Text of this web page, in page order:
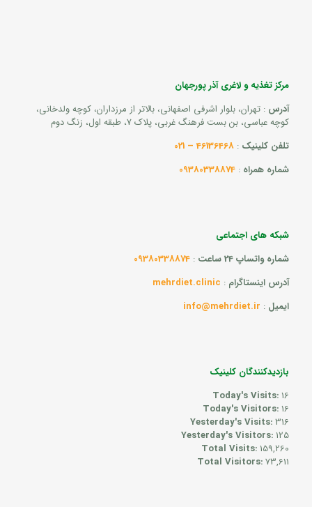
مرکز تغذیه و لاغری آذر پورجهان
آدرس : تهران، بلوار اشرفی اصفهانی، بالاتر از مرزداران، کوچه ولدخانی،
کوچه عباسی، بن بست فرهنگ غربی، پلاک 7، طبقه اول، زنگ دوم
تلفن کلینیک :
46136468 – 021
شماره همراه :
09380338874
شبکه های اجتماعی
شماره واتساپ 24 ساعت
:
09380338874
آدرس اینستاگرام :
mehrdiet.clinic
ایمیل :
info@mehrdiet.ir
بازدیدکنندگان کلینیک
Today's Visits:16
Today's Visitors:16
Yesterday's Visits:316
Yesterday's Visitors:125
Total Visits:159,260
Total Visitors:73,611